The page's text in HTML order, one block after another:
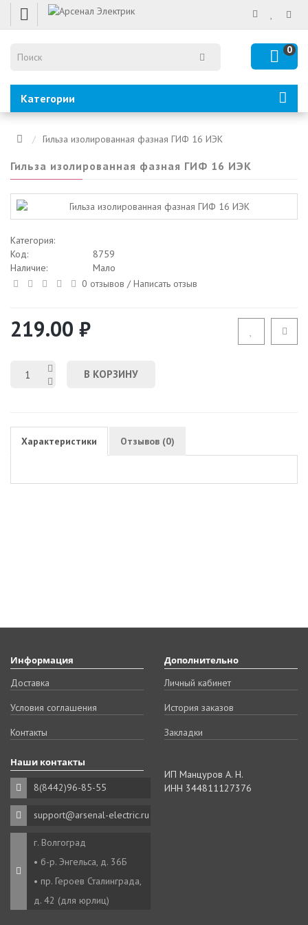
0
Категории
Гильза изолированная фазная ГИФ 16 ИЭК
Гильза изолированная фазная ГИФ 16 ИЭК
Категория:
Код:
8759
Наличие:
Мало
0 отзывов /Написать отзыв
219.00 ₽
В КОРЗИНУ
Характеристики Отзывов (0)
Информация
Доставка
Условия соглашения
Контакты
Дополнительно
Личный кабинет
История заказов
Закладки
Наши контакты
8(8442)96-85-55
support@arsenal-electric.ru
г. Волгоград
• б-р. Энгельса, д. 36Б
• пр. Героев Сталинграда,
д. 42 (для юрлиц)
ИП Манцуров А. Н.
ИНН 344811127376